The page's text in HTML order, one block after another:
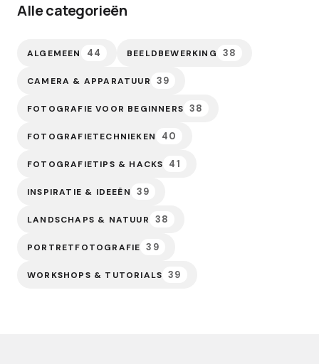
Alle categorieën
ALGEMEEN 44 BEELDBEWERKING 38
CAMERA & APPARATUUR 39
FOTOGRAFIE VOOR BEGINNERS 38
FOTOGRAFIETECHNIEKEN 40
FOTOGRAFIETIPS & HACKS 41
INSPIRATIE & IDEEËN 39
LANDSCHAPS & NATUUR 38
PORTRETFOTOGRAFIE 39
WORKSHOPS & TUTORIALS 39